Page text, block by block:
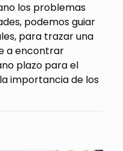
los problemas
podemos guiar
para trazar una
a encontrar
plazo para el
importancia de los